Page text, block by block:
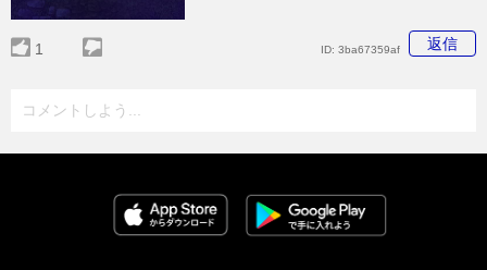
1 返信
ID: 3ba67359af
コメントしよう...